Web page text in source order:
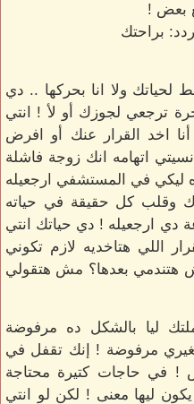
بعض !
براحتك
لحياتك ولا انا بحركها .. دي
ترجعي لجوزك أو لأ ! انتي
اخد القرار عنك أو افرض
اتهامه انك زوجة فاشلة
ليكي في المستشفي ارجعيله
وقلب كل حقيقة في حياته
دي ارجعيله ! دي حياتك انتي
اللي هتاخديه لازم تكوني
هتندمي بعدها؟ مش هتقولي
ليا بالشكل ده مرفوضة
مرفوضة ! إنك تقفل في
في حاجات كتيرة محتاجة
ليها معنى ! لكن لو انتي